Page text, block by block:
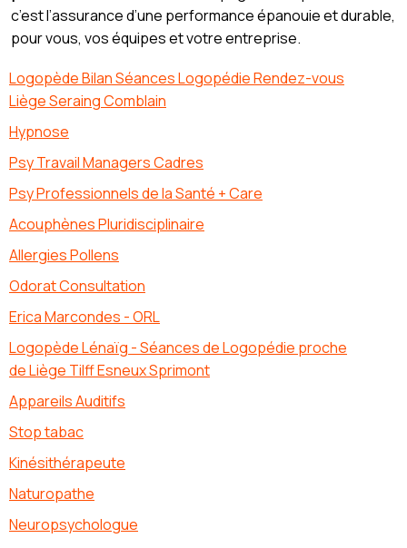
c’est l’assurance d’une performance épanouie et durable,
pour vous, vos équipes et votre entreprise.
Logopède Bilan Séances Logopédie Rendez-vous
Liège Seraing Comblain
Hypnose
Psy Travail Managers Cadres
Psy Professionnels de la Santé + Care
Acouphènes Pluridisciplinaire
Allergies Pollens
Odorat Consultation
Erica Marcondes - ORL
Logopède Lénaïg - Séances de Logopédie proche
de Liège Tilff Esneux Sprimont
Appareils Auditifs
Stop tabac
Kinésithérapeute
Naturopathe
Neuropsychologue